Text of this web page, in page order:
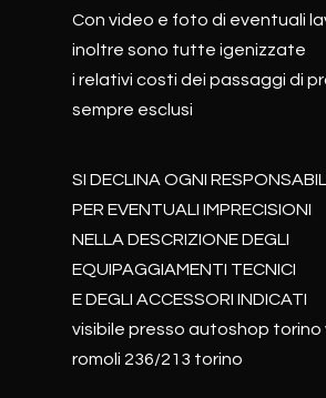
Con video e foto di eventuali
inoltre sono tutte igenizzate
i relativi costi dei passaggi di
sempre esclusi
SI DECLINA OGNI
PER EVENTUALI IMPRECISIONI
NELLA DESCRIZIONE DEGLI
EQUIPAGGIAMENTI TECNICI
E DEGLI ACCESSORI INDICATI
visibile presso autoshop torino
romoli 236/213 torino